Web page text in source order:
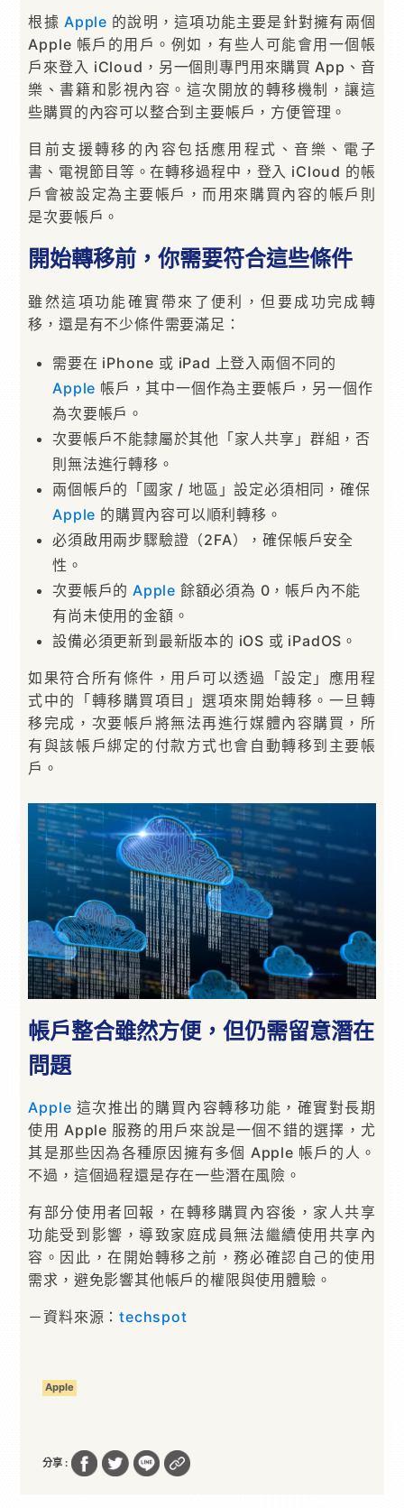
根據Apple 的說明，這項功能主要是針對擁有兩個
Apple 帳戶的用戶。例如，有些人可能會用一個帳
戶來登入 iCloud，另一個則專門用來購買 App、音
樂、書籍和影視內容。這次開放的轉移機制，讓這
些購買的內容可以整合到主要帳戶，方便管理。
目前支援轉移的內容包括應用程式、音樂、電子
書、電視節目等。在轉移過程中，登入 iCloud 的帳
戶會被設定為主要帳戶，而用來購買內容的帳戶則
是次要帳戶。
開始轉移前，你需要符合這些條件
雖然這項功能確實帶來了便利，但要成功完成轉
移，還是有不少條件需要滿足：
需要在 iPhone 或 iPad 上登入兩個不同的
Apple 帳戶，其中一個作為主要帳戶，另一個作
為次要帳戶。
次要帳戶不能隸屬於其他「家人共享」群組，否
則無法進行轉移。
兩個帳戶的「國家 / 地區」設定必須相同，確保
Apple 的購買內容可以順利轉移。
必須啟用兩步驟驗證（2FA），確保帳戶安全
性。
次要帳戶的 Apple 餘額必須為 0，帳戶內不能
有尚未使用的金額。
設備必須更新到最新版本的 iOS 或 iPadOS。
如果符合所有條件，用戶可以透過「設定」應用程
式中的「轉移購買項目」選項來開始轉移。一旦轉
移完成，次要帳戶將無法再進行媒體內容購買，所
有與該帳戶綁定的付款方式也會自動轉移到主要帳
戶。
帳戶整合雖然方便，但仍需留意潛在
問題
Apple 這次推出的購買內容轉移功能，確實對長期
使用 Apple 服務的用戶來說是一個不錯的選擇，尤
其是那些因為各種原因擁有多個 Apple 帳戶的人。
不過，這個過程還是存在一些潛在風險。
有部分使用者回報，在轉移購買內容後，家人共享
功能受到影響，導致家庭成員無法繼續使用共享內
容。因此，在開始轉移之前，務必確認自己的使用
需求，避免影響其他帳戶的權限與使用體驗。
－資料來源：techspot
Apple
分享 :